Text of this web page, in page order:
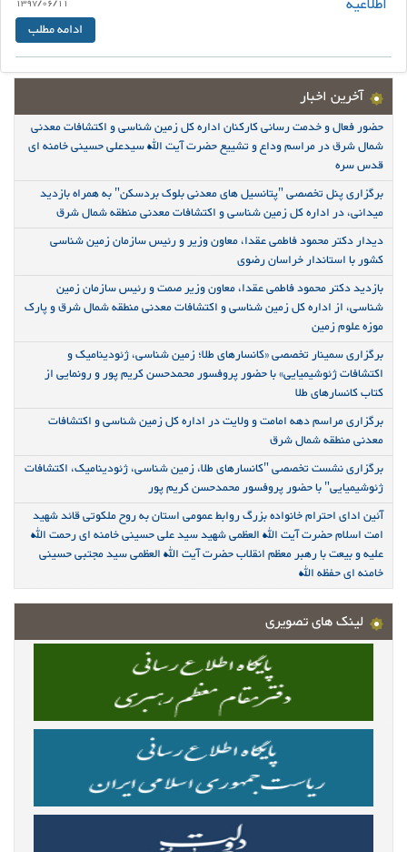
ادامه مطلب
آخرین اخبار
حضور فعال و خدمت رسانی کارکنان اداره کل زمین شناسی و اکتشافات معدنی
شمال شرق در مراسم وداع و تشییع حضرت آیت الله سیدعلی حسینی خامنه ای
قدس سره
برگزاری پنل تخصصی "پتانسیل های معدنی بلوک بردسکن" به همراه بازدید
میدانی، در اداره کل زمین شناسی و اکتشافات معدنی منطقه شمال شرق
دیدار دکتر محمود فاطمی عقدا، معاون وزیر و رئیس سازمان زمین شناسی
کشور با استاندار خراسان رضوی
بازدید دکتر محمود فاطمی عقدا، معاون وزیر صمت و رئیس سازمان زمین
شناسی، از اداره کل زمین شناسی و اکتشافات معدنی منطقه شمال شرق و پارک
موزه علوم زمین
برگزاری سمینار تخصصی «کانسارهای طلا؛ زمین شناسی، ژئودینامیک و
اکتشافات ژئوشیمیایی» با حضور پروفسور محمدحسن کریم پور و رونمایی از
کتاب کانسارهای طلا
برگزاری مراسم دهه امامت و ولایت در اداره کل زمین شناسی و اکتشافات
معدنی منطقه شمال شرق
برگزاری نشست تخصصی "کانسارهای طلا، زمین شناسی، ژئودینامیک، اکتشافات
ژئوشیمیایی" با حضور پروفسور محمدحسن کریم پور
آئین ادای احترام خانواده بزرگ روابط عمومی استان به روح ملکوتی قائد شهید
امت اسلام حضرت آیت الله العظمی شهید سید علی حسینی خامنه ای رحمت الله
علیه و بیعت با رهبر معظم انقلاب حضرت آیت الله العظمی سید مجتبی حسینی
خامنه ای حفظه الله
لینک های تصویری